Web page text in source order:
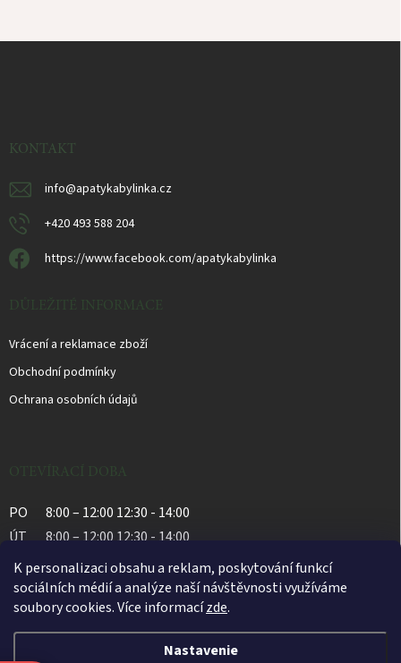
K personalizaci obsahu a reklam, poskytování funkcí
sociálních médií a analýze naší návštěvnosti využíváme
soubory cookies. Více informacízde.
Nastavenie
KONTAKT
info@apatykabylinka.cz
+420 493 588 204
https://www.facebook.com/apatykabylinka
DŮLEŽITÉ INFORMACE
Vrácení a reklamace zboží
Obchodní podmínky
Ochrana osobních údajů
OTEVÍRACÍ DOBA
PO
8:00 – 12:00 12:30 - 14:00
ÚT
8:00 – 12:00 12:30 - 14:00
ST
8:00 – 12:00 12:30 - 14:00
ČT
8:00 – 12:00 12:30 - 14:00
PÁ
8:00 – 12:00 12:30 - 14:00